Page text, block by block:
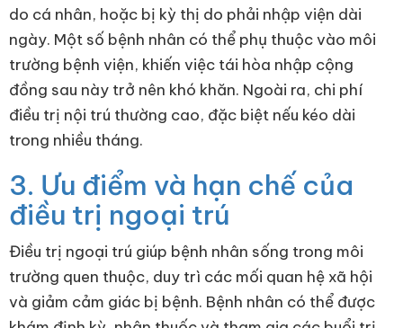
do cá nhân, hoặc bị kỳ thị do phải nhập viện dài
ngày. Một số bệnh nhân có thể phụ thuộc vào môi
trường bệnh viện, khiến việc tái hòa nhập cộng
đồng sau này trở nên khó khăn. Ngoài ra, chi phí
điều trị nội trú thường cao, đặc biệt nếu kéo dài
trong nhiều tháng.
3. Ưu điểm và hạn chế của
điều trị ngoại trú
Điều trị ngoại trú giúp bệnh nhân sống trong môi
trường quen thuộc, duy trì các mối quan hệ xã hội
và giảm cảm giác bị bệnh. Bệnh nhân có thể được